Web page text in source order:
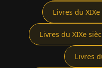
Livres du
Livres du XIXe
Livres